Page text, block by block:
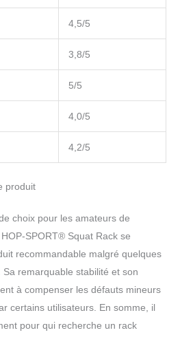
4,5/5
3,8/5
5/5
4,0/5
4,2/5
produit
choix pour les amateurs de
SPORT® Squat Rack se
recommandable malgré quelques
remarquable stabilité et son
à compenser les défauts mineurs
certains utilisateurs. En somme, il
pour qui recherche un rack